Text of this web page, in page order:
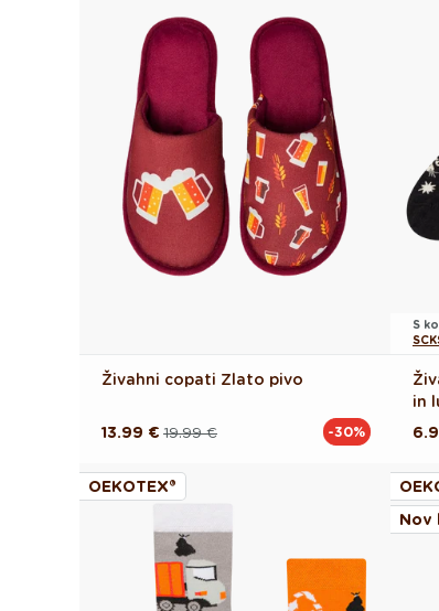
Živahni copati Zlato pivo
Redna 19.99 €
Akcijska
13.99 € -30%
S
in
OEKOTEX®
Nov